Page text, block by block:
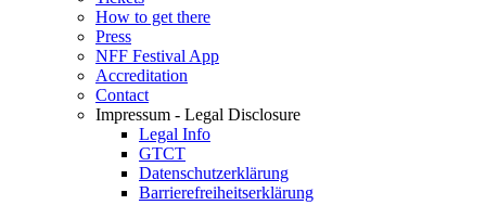
How to get there
Press
NFF Festival App
Accreditation
Contact
Impressum - Legal Disclosure
Legal Info
GTCT
Datenschutzerklärung
Barrierefreiheitserklärung